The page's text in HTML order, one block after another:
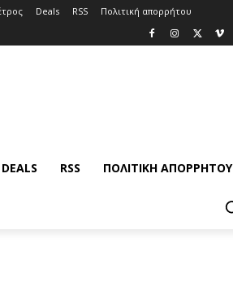
Deals RSS Πολιτική απορρήτου
DEALS RSS ΠΟΛΙΤΙΚΉ ΑΠΟΡΡΉΤΟΥ